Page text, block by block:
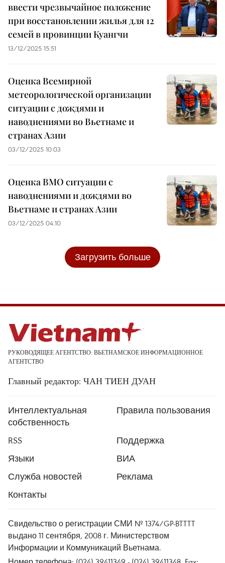
ввести чрезвычайное положение
при восстановлении жилья для 12
семей в провинции Куангчи
13/12/2025 15:51
Оценка Всемирной
метеорологической организации
ситуации с дождями и
наводнениями во Вьетнаме и
странах Азии
03/12/2025 10:03
Оценка ВМО ситуации с
наводнениями и дождями во
Вьетнаме и странах Азии
03/12/2025 04:10
Загрузить больше
РУКОВОДЯЩЕЕ АГЕНТСТВО: ВЬЕТНАМСКОЕ ИНФОРМАЦИОННОЕ
АГЕНТСТВО
Главный редактор: ЧАН ТИЕН ДУАН
Интеллектуальная
собственность
Правила пользования
RSS
Поддержка
Языки
ВИА
Служба новостей
Реклама
Контакты
Свидельство о регистрации СМИ № 1374/GP-BTTTT
выдано 11 сентября, 2008 г. Министерством
Информации и Коммуникаций Вьетнама.